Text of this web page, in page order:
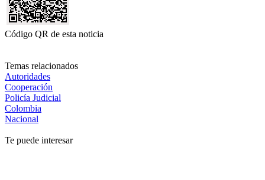
Código QR de esta noticia
Temas relacionados
Autoridades
Cooperación
Policía Judicial
Colombia
Nacional
Te puede interesar